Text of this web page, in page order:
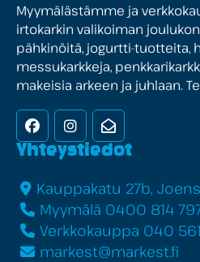
Myymälästämme ja
irtokarkin valikoiman
pähkinöitä, jogurtti-tuotteita,
messukarkkeja,
makeisia arkeen ja juhlaan.
FacebookInstagramUutiskirje
Yhteystiedot
Kauppakatu 27b,
Myymälä 0400 814
Verkkokauppa 040
markest@markest.fi